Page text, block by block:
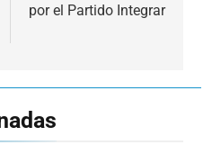
por el Partido Integrar